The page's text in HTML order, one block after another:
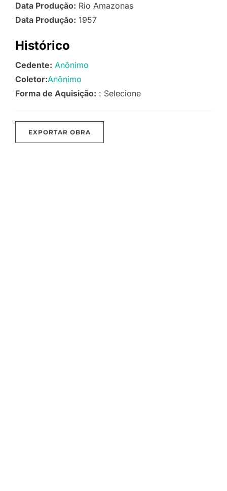
Data Produção: Rio Amazonas
Data Produção: 1957
Histórico
Cedente: Anônimo
Coletor:Anônimo
Forma de Aquisição: : Selecione
EXPORTAR OBRA